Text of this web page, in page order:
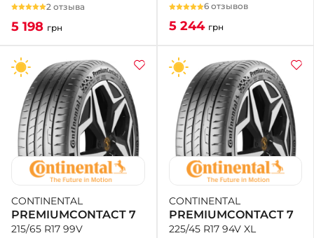
2 отзыва
5 198 грн
6 отзывов
5 244 грн
CONTINENTAL
PREMIUMCONTACT 7
215/65 R17 99V
CONTINENTAL
PREMIUMCONTACT 7
225/45 R17 94V XL